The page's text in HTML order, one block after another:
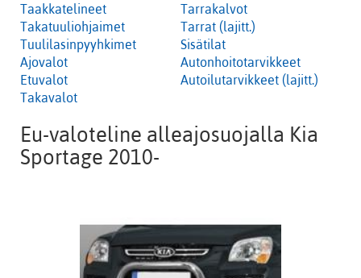
Taakkatelineet
Takatuuliohjaimet
Tuulilasinpyyhkimet
Ajovalot
Etuvalot
Takavalot
Tarrakalvot
Tarrat (lajitt.)
Sisätilat
Autonhoitotarvikkeet
Autoilutarvikkeet (lajitt.)
Eu-valoteline alleajosuojalla Kia
Sportage 2010-